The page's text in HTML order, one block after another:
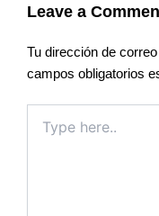
Leave a
Tu dirección de
campos obligatorios
here..